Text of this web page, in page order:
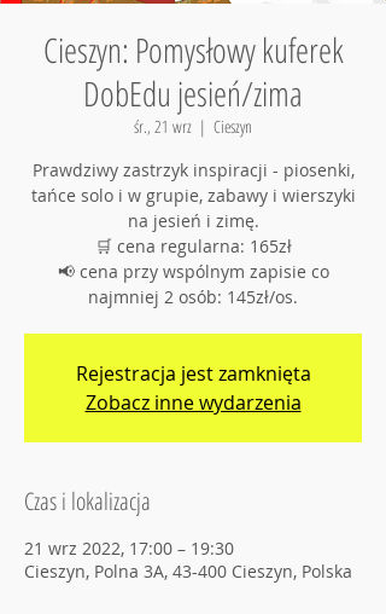
Cieszyn: Pomysłowy kuferek
DobEdu jesień/zima
śr., 21 wrz
  |
Cieszyn
Prawdziwy zastrzyk inspiracji - piosenki,
tańce solo i w grupie, zabawy i wierszyki
na jesień i zimę.
🛒 cena regularna: 165zł
📢 cena przy wspólnym zapisie co
najmniej 2 osób: 145zł/os.
Rejestracja jest zamknięta
Zobacz inne wydarzenia
Czas i lokalizacja
21 wrz 2022, 17:00 – 19:30
Cieszyn, Polna 3A, 43-400 Cieszyn, Polska